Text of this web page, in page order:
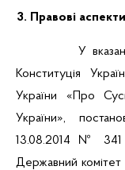
3. Правові аспекти
У вказаній
Конституція
України «Про
України»,
13.08.2014 № 341
Державний комітет